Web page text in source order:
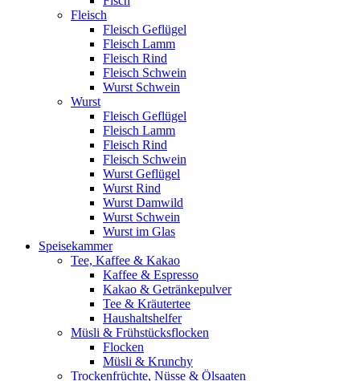
Fleisch
Fleisch Geflügel
Fleisch Lamm
Fleisch Rind
Fleisch Schwein
Wurst Schwein
Wurst
Fleisch Geflügel
Fleisch Lamm
Fleisch Rind
Fleisch Schwein
Wurst Geflügel
Wurst Rind
Wurst Damwild
Wurst Schwein
Wurst im Glas
Speisekammer
Tee, Kaffee & Kakao
Kaffee & Espresso
Kakao & Getränkepulver
Tee & Kräutertee
Haushaltshelfer
Müsli & Frühstücksflocken
Flocken
Müsli & Krunchy
Trockenfrüchte, Nüsse & Ölsaaten